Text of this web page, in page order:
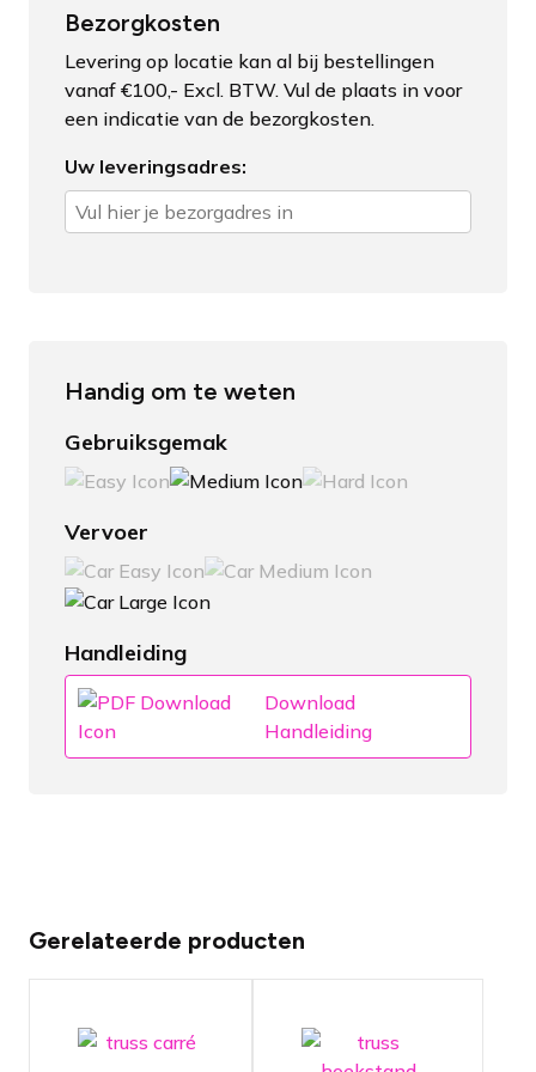
Bezorgkosten
Levering op locatie kan al bij bestellingen
vanaf €100,- Excl. BTW. Vul de plaats in voor
een indicatie van de bezorgkosten.
Uw leveringsadres:
Handig om te weten
Gebruiksgemak
Vervoer
Handleiding
Download
Handleiding
Gerelateerde producten
constructie -
constructie -
7 x 7 x 3 mtr